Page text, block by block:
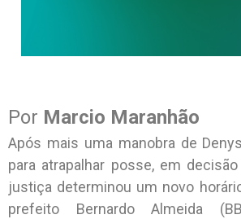
Por Marcio Maranhão
Após mais uma manobra de
para atrapalhar posse, em
justiça determinou um novo
prefeito Bernardo Almeida